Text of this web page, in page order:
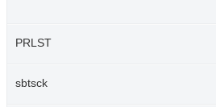
PRLST
sbtsck